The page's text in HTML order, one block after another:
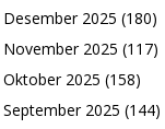
Desember 2025 (180)
November 2025 (117)
Oktober 2025 (158)
September 2025 (144)